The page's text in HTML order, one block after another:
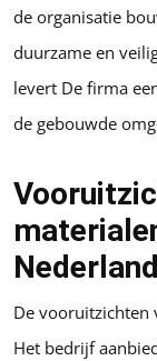
de organisatie
duurzame en
levert De firma
de gebouwde
De vooruitzichten
Het bedrijf